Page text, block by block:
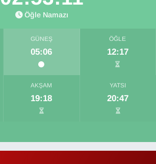
Öğle Namazı
GÜNEŞ
05:06
ÖĞLE
12:17
AKŞAM
19:18
YATSI
20:47